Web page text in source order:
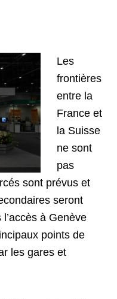
Les
frontières
entre la
France et
la Suisse
ne sont
pas
sont prévus et
seront
à Genève
points de
les gares et